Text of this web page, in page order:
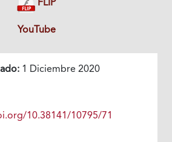
FLIP
YouTube
1 Diciembre 2020
10.38141/10795/71